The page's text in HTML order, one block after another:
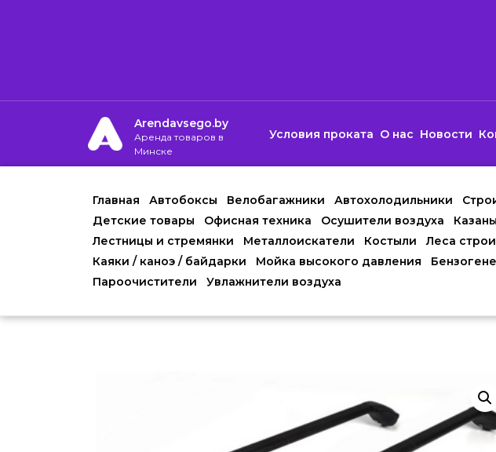
Arendavsego.by
Аренда товаров в
Минске
Условия проката О нас Новости
Главная Автобоксы Велобагажники Автохолодильники
Детские товары
Офисная техника Осушители воздуха
Лестницы и стремянки
Металлоискатели Костыли Леса
Каяки / каноэ / байдарки
Мойка высокого давления
Пароочистители
Увлажнители воздуха